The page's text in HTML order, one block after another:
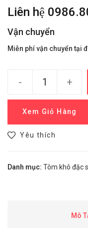
Liên hệ
Vận chuyển
Miễn phí vận chuyển tại
- +
Xem Giỏ Hàng
Yêu thích
Danh mục: Tôm khô đặc
Mô